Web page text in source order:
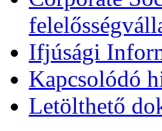
Ifjúsági
Kapcsolódó
Letölthető